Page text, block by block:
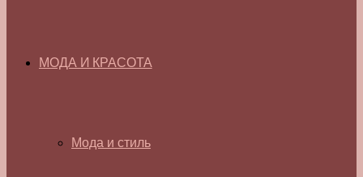
МОДА И КРАСОТА
Мода и стиль